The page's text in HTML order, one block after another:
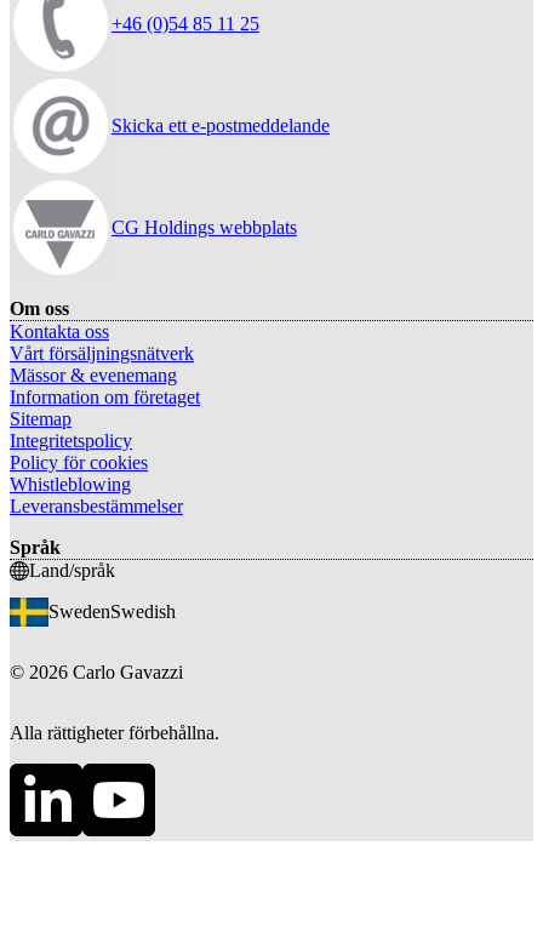
+46 (0)54 85 11 25
Skicka ett e-postmeddelande
CG Holdings webbplats
Om oss
Kontakta oss
Vårt försäljningsnätverk
Mässor & evenemang
Information om företaget
Sitemap
Integritetspolicy
Policy för cookies
Whistleblowing
Leveransbestämmelser
Språk
Land/språk
SwedenSwedish
© 2026 Carlo Gavazzi
Alla rättigheter förbehållna.